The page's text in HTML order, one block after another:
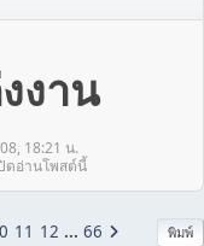
งาน
18:21 น.
ดอ่านโพสต์นี้
พิมพ์
11 12 ... 66